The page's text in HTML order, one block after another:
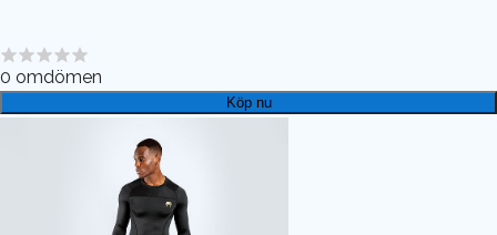
0 omdömen
Köp nu